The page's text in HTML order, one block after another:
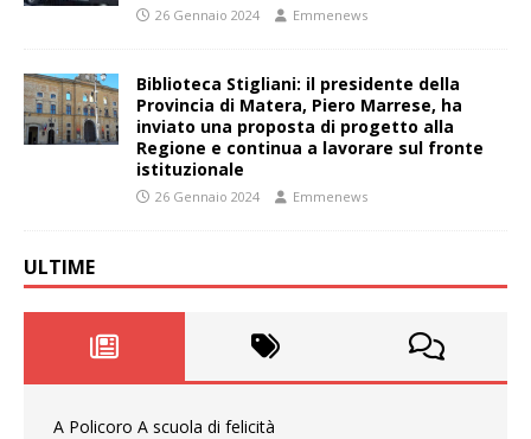
26 Gennaio 2024 Emmenews
Biblioteca Stigliani: il presidente della
Provincia di Matera, Piero Marrese, ha
inviato una proposta di progetto alla
Regione e continua a lavorare sul fronte
istituzionale
26 Gennaio 2024 Emmenews
ULTIME
A Policoro A scuola di felicità